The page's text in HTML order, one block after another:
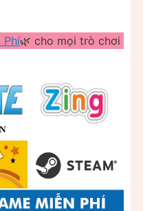
Phí🌿 cho mọi trò chơi